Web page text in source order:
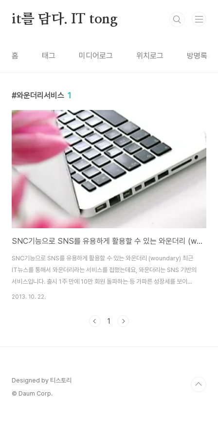
it를 담다. IT tong
홈 태그 미디어로그 위치로그 방명록
와운더리서비스 1
SNC기능으로 SNS를 유용하게 활용할 수 있는 와운더리 (woundary)
SNC기능으로 SNS를 유용하게 활용할 수 있는 와운더리 (woundary) 최근
IT뉴스를 통해서 와운더리라는 서비스를 접했는데요, 와운더리는 SNS 기반의
서비스입니다. 출시 1주 만에 10만 회원 돌파하는 등 가파른 성장세를 보이고
있는데 이토록 많은 인기를 끌고 있는 이유는 무엇일까? 라는 생각을 곰곰이 해
은, 와운더리에 대해서 살펴보려고 합니다. 와운더리는 무슨 서비스일까? 와운
2013. 10. 22.
1
Designed by 티스토리
© Daum Corp.